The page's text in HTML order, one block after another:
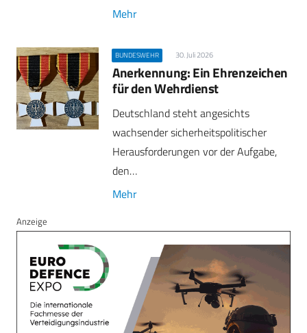
Mehr
BUNDESWEHR 30. Juli 2026
Anerkennung: Ein Ehrenzeichen
für den Wehrdienst
Deutschland steht angesichts
wachsender sicherheitspolitischer
Herausforderungen vor der Aufgabe,
den…
Mehr
Anzeige